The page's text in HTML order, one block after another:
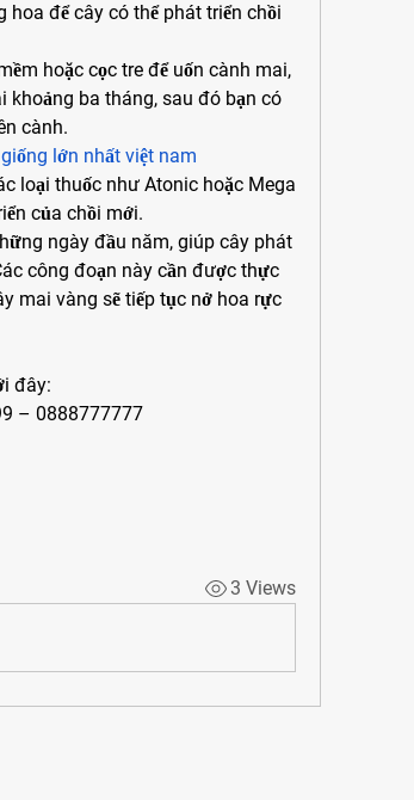
hoa để cây có thể phát triển chồi
hoặc cọc tre để uốn cành mai,
khoảng ba tháng, sau đó bạn có
cành.
lớn nhất việt nam
loại thuốc như Atonic hoặc Mega
của chồi mới.
ngày đầu năm, giúp cây phát
công đoạn này cần được thực
mai vàng sẽ tiếp tục nở hoa rực
đây:
– 0888777777
3 Views